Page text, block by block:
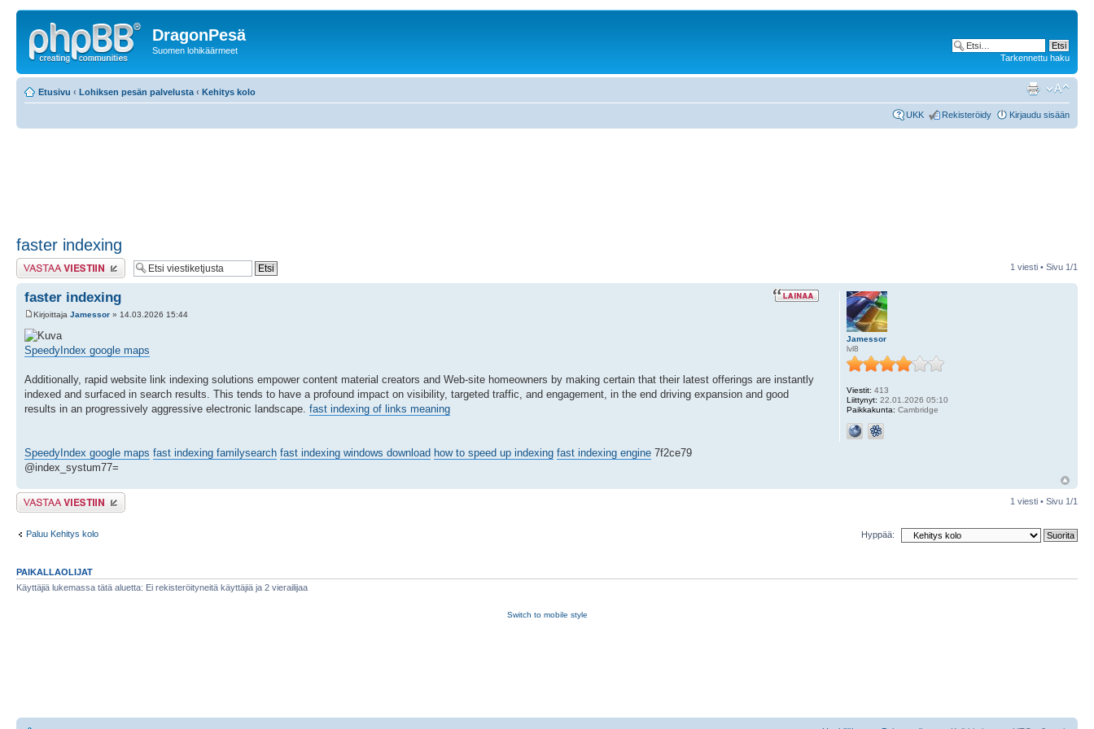
DragonPesä
Suomen lohikäärmeet
Tarkennettu haku
Etusivu ‹ Lohiksen pesän palvelusta ‹ Kehitys kolo
UKK Rekisteröidy Kirjaudu sisään
faster indexing
Lähetä vastaus 1 viesti • Sivu 1/1
faster indexing
Kirjoittaja Jamessor » 14.03.2026 15:44
SpeedyIndex google maps
Additionally, rapid website link indexing solutions empower content material creators and Web-site homeowners by making certain that their latest offerings are instantly
indexed and surfaced in search results. This tends to have a profound impact on visibility, targeted traffic, and engagement, in the end driving expansion and good
results in an progressively aggressive electronic landscape. fast indexing of links meaning
SpeedyIndex google maps fast indexing familysearch fast indexing windows download how to speed up indexing fast indexing engine 7f2ce79
@index_systum77=
Jamessor
lvl8
Viestit: 413
Liittynyt: 22.01.2026 05:10
Paikkakunta: Cambridge
Lähetä vastaus 1 viesti • Sivu 1/1
Paluu Kehitys kolo Hyppää:
PAIKALLAOLIJAT
Käyttäjiä lukemassa tätä aluetta: Ei rekisteröityneitä käyttäjiä ja 2 vierailijaa
Switch to mobile style